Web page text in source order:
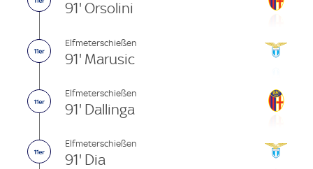
91' Orsolini
Elfmeterschießen
91' Marusic
Elfmeterschießen
91' Dallinga
Elfmeterschießen
91' Dia